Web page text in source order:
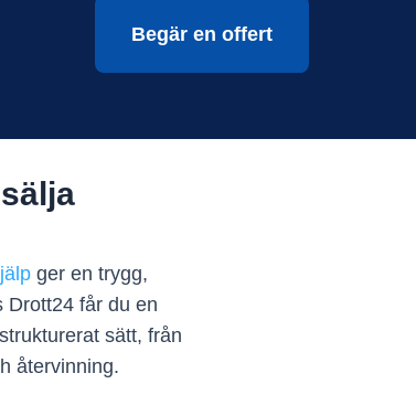
Begär en offert
ger en trygg,
Drott24 får du en
sätt, från
återvinning.